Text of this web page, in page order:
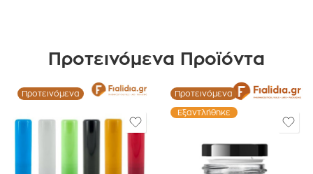
Προτεινόμενα Προϊόντα
Προτεινόμενα Προτεινόμενα
Εξαντλήθηκε